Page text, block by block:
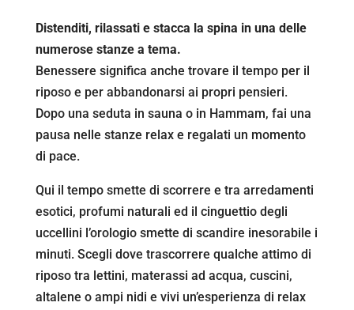
Distenditi, rilassati e stacca la spina in una delle
numerose stanze a tema.
Benessere significa anche trovare il tempo per il
riposo e per abbandonarsi ai propri pensieri.
Dopo una seduta in sauna o in Hammam, fai una
pausa nelle stanze relax e regalati un momento
di pace.
Qui il tempo smette di scorrere e tra arredamenti
esotici, profumi naturali ed il cinguettio degli
uccellini l’orologio smette di scandire inesorabile i
minuti. Scegli dove trascorrere qualche attimo di
riposo tra lettini, materassi ad acqua, cuscini,
altalene o ampi nidi e vivi un’esperienza di relax